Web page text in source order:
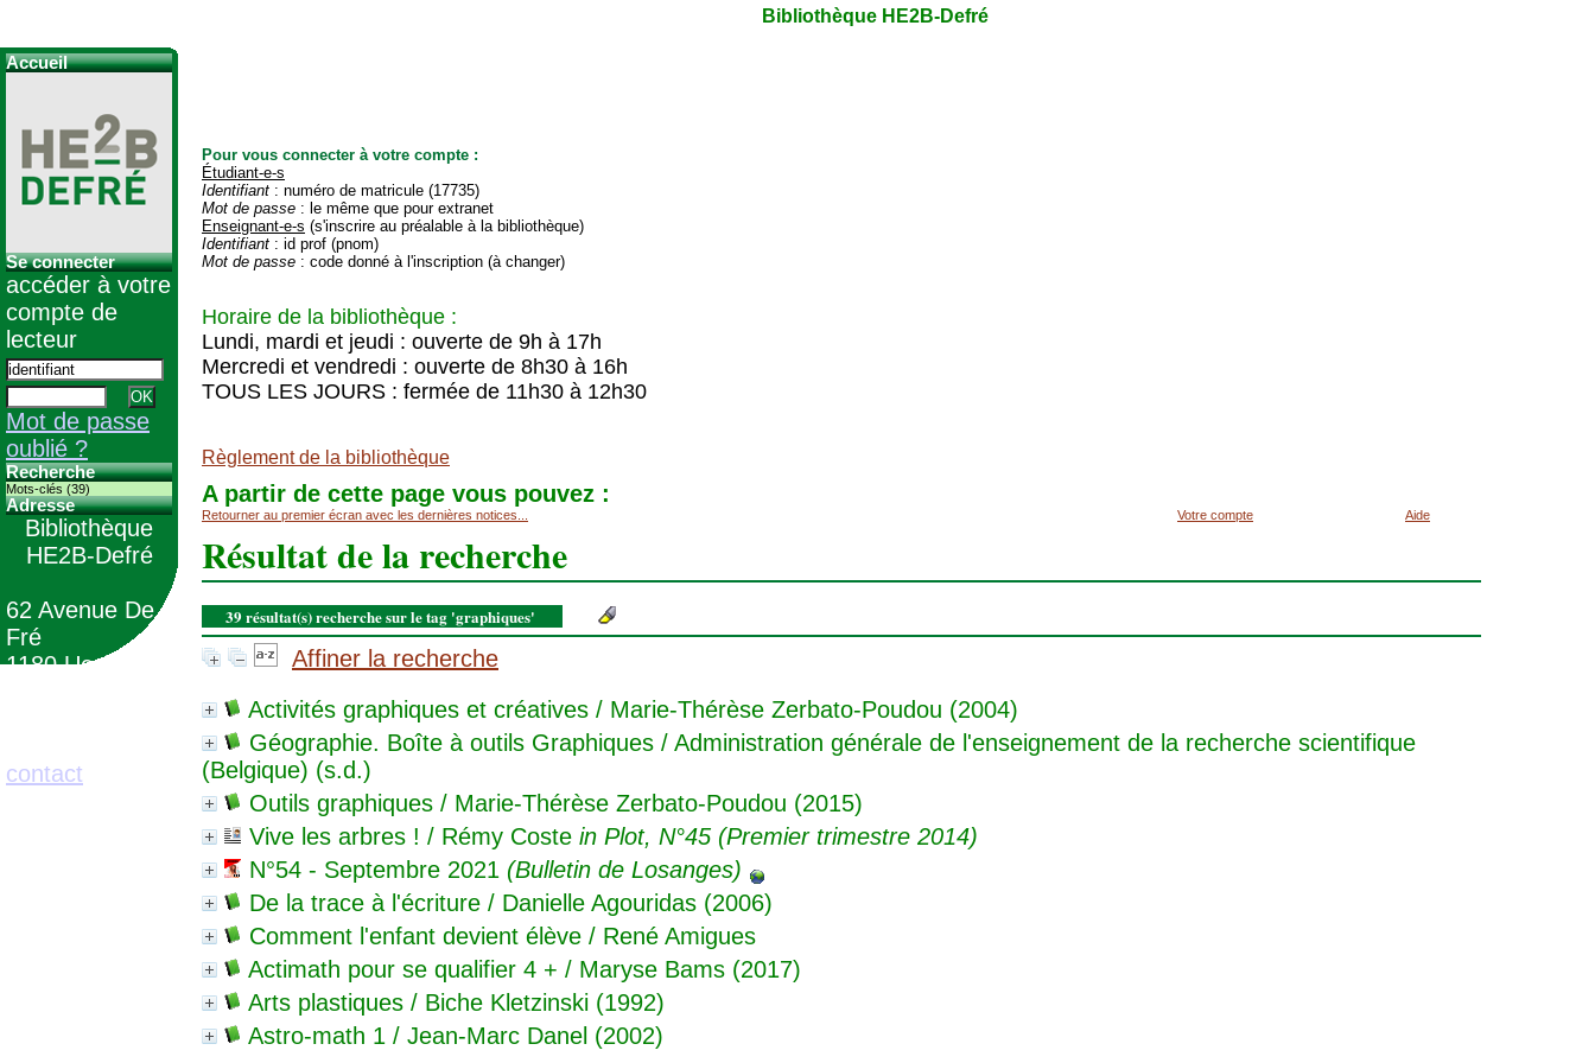
Pour vous connecter à votre compte :
Étudiant-e-s
Identifiant : numéro de matricule (17735)
Mot de passe : le même que pour extranet
Enseignant-e-s (s'inscrire au préalable à la bibliothèque)
Identifiant : id prof (pnom)
Mot de passe : code donné à l'inscription (à changer)
Horaire de la bibliothèque :
Lundi, mardi et jeudi : ouverte de 9h à 17h
Mercredi et vendredi : ouverte de 8h30 à 16h
TOUS LES JOURS : fermée de 11h30 à 12h30
Règlement de la bibliothèque
A partir de cette page vous pouvez :
Retourner au premier écran avec les dernières notices... Votre compte Aide
Résultat de la recherche
39 résultat(s) recherche sur le tag 'graphiques'
Affiner la recherche
Activités graphiques et créatives / Marie-Thérèse Zerbato-Poudou (2004)
Géographie. Boîte à outils Graphiques / Administration générale de l'enseignement de la recherche scientifique
(Belgique) (s.d.)
Outils graphiques / Marie-Thérèse Zerbato-Poudou (2015)
Vive les arbres ! / Rémy Coste in Plot, N°45 (Premier trimestre 2014)
N°54 - Septembre 2021 (Bulletin de Losanges)
De la trace à l'écriture / Danielle Agouridas (2006)
Comment l'enfant devient élève / René Amigues
Actimath pour se qualifier 4 + / Maryse Bams (2017)
Arts plastiques / Biche Kletzinski (1992)
Astro-math 1 / Jean-Marc Danel (2002)
Bibliothèque HE2B-Defré
Accueil
Se connecter
accéder à votre
compte de
lecteur
Mot de passe
oublié ?
Recherche
Mots-clés (39)
Adresse
Bibliothèque
HE2B-Defré
62 Avenue De
Fré
1180 Uccle
contact